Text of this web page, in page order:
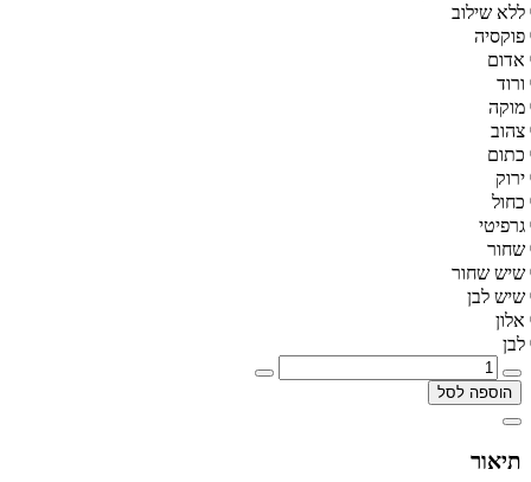
ללא שילוב
פוקסיה
אדום
ורוד
מוקה
צהוב
כתום
ירוק
כחול
גרפיטי
שחור
שיש שחור
שיש לבן
אלון
לבן
הוספה לסל
תיאור